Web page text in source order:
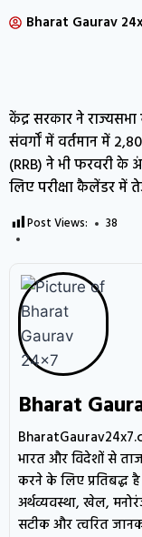
Bharat Gaurav
केंद्र सरकार ने
संवर्गों में वर्तमान में
(RRB) ने भी फरवरी के
लिए परीक्षा कैलेंडर में
Post Views: 38
Bharat
भारत और विदेशों से
करने के लिए प्रतिबद्ध
अर्थव्यवस्था, खेल,
सटीक और त्वरित